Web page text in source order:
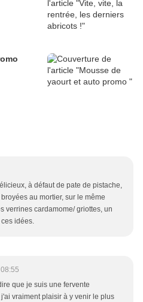
à défaut de pate de pistache,
au mortier, sur le même
verrines cardamome/ griottes, un
idées.
que je suis une fervente
vraiment plaisir à y venir le plus